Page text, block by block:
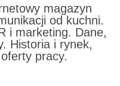
magazyn
od kuchni.
i marketing. Dane,
Historia i rynek,
pracy.